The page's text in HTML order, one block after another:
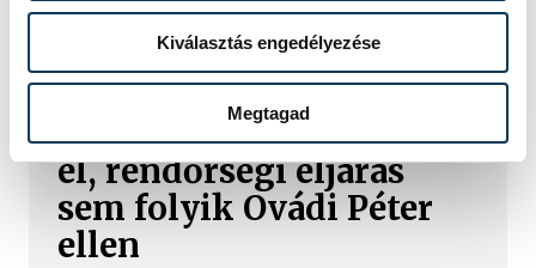
Kiválasztás engedélyezése
Megtagad
TOVÁBBI CIKKEK
Nem, hogy nem vitték
el, rendőrségi eljárás
sem folyik Ovádi Péter
ellen